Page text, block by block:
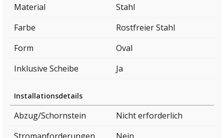
Material
Stahl
Farbe
Rostfreier Stahl
Form
Oval
Inklusive Scheibe
Ja
Installationsdetails
Abzug/Schornstein
Nicht erforderlich